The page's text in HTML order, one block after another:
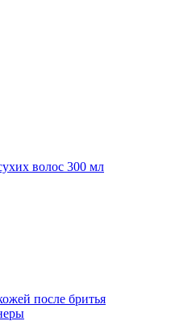
волос 300 мл
после бритья